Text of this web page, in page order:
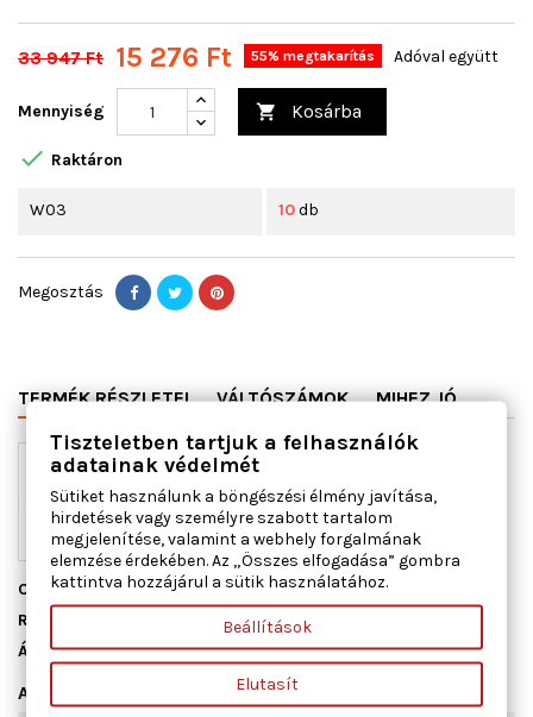
33 947 Ft 15 276 Ft 55% megtakarítás Adóval együtt
Mennyiség  Kosárba
 Raktáron
W03 10db
Megosztás
TERMÉK RÉSZLETEI VÁLTÓSZÁMOK MIHEZ JÓ
Cikkszám01.1515
Raktáron
ÁllapotÚj
Adatlap
Tiszteletben tartjuk a felhasználók
adatainak védelmét
Sütiket használunk a böngészési élmény javítása,
hirdetések vagy személyre szabott tartalom
megjelenítése, valamint a webhely forgalmának
elemzése érdekében. Az „Összes elfogadása” gombra
kattintva hozzájárul a sütik használatához.
Beállítások
Elutasít